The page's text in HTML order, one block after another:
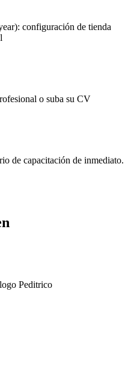
configuración de tienda
o suba su CV
de capacitación de inmediato.
Peditrico